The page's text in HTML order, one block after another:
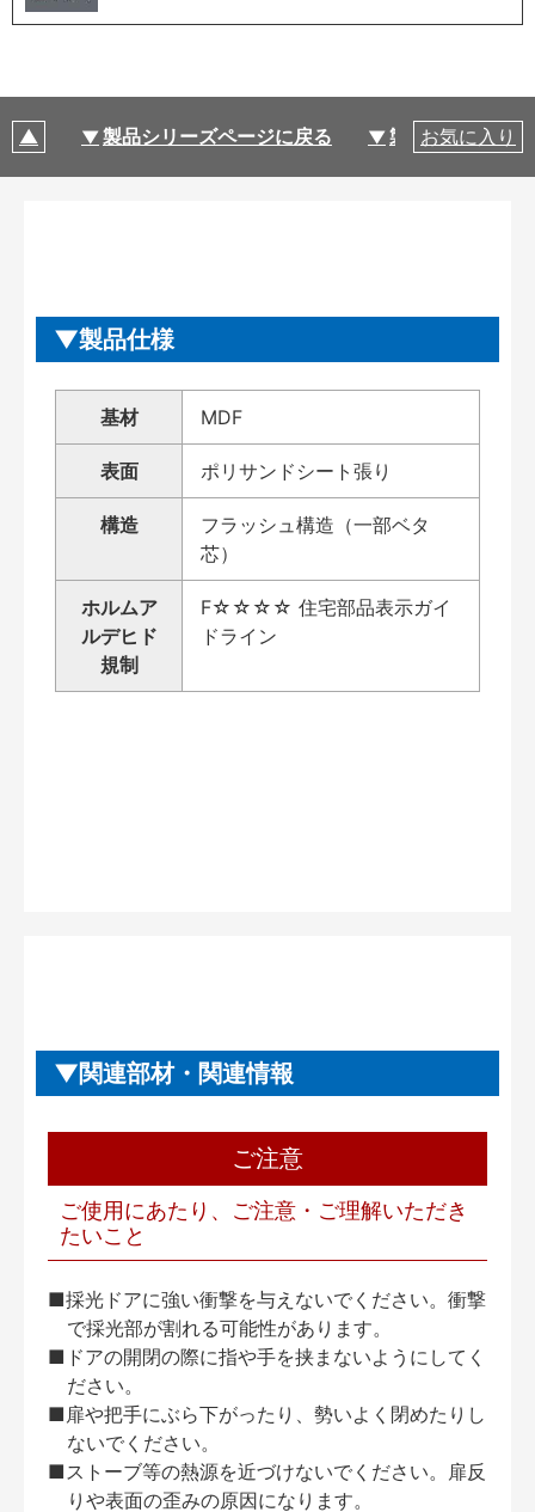
製品シリーズページに戻る 製品仕様
お気に入り
製品仕様
基材 MDF
表面 ポリサンドシート張り
構造
フラッシュ構造（一部ベタ
芯）
ホルムア
ルデヒド
規制
F☆☆☆☆ 住宅部品表示ガイ
ドライン
関連部材・関連情報
ご注意
ご使用にあたり、ご注意・ご理解いただき
たいこと
■採光ドアに強い衝撃を与えないでください。衝撃
で採光部が割れる可能性があります。
■ドアの開閉の際に指や手を挟まないようにしてく
ださい。
■扉や把手にぶら下がったり、勢いよく閉めたりし
ないでください。
■ストーブ等の熱源を近づけないでください。扉反
りや表面の歪みの原因になります。